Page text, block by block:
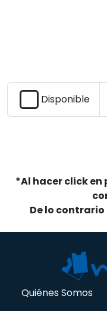
Disponible
*Al hacer click
De lo
Quiénes Somos